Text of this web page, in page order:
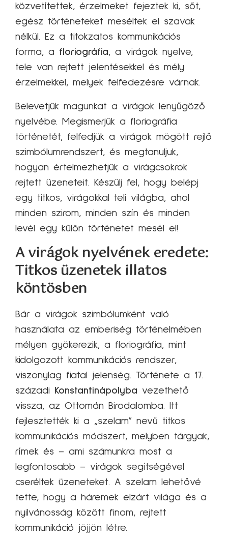
közvetítettek, érzelmeket fejeztek ki, sőt,
egész történeteket meséltek el szavak
nélkül. Ez a titokzatos kommunikációs
forma, a floriográfia, a virágok nyelve,
tele van rejtett jelentésekkel és mély
érzelmekkel, melyek felfedezésre várnak.
Belevetjük magunkat a virágok lenyűgöző
nyelvébe. Megismerjük a floriográfia
történetét, felfedjük a virágok mögött rejlő
szimbólumrendszert, és megtanuljuk,
hogyan értelmezhetjük a virágcsokrok
rejtett üzeneteit. Készülj fel, hogy belépj
egy titkos, virágokkal teli világba, ahol
minden szirom, minden szín és minden
levél egy külön történetet mesél el!
A virágok nyelvének eredete:
Titkos üzenetek illatos
köntösben
Bár a virágok szimbólumként való
használata az emberiség történelmében
mélyen gyökerezik, a floriográfia, mint
kidolgozott kommunikációs rendszer,
viszonylag fiatal jelenség. Története a 17.
századi Konstantinápolyba vezethető
vissza, az Ottomán Birodalomba. Itt
fejlesztették ki a „szelam” nevű titkos
kommunikációs módszert, melyben tárgyak,
rímek és – ami számunkra most a
legfontosabb – virágok segítségével
cseréltek üzeneteket. A szelam lehetővé
tette, hogy a háremek elzárt világa és a
nyilvánosság között finom, rejtett
kommunikáció jöjjön létre.